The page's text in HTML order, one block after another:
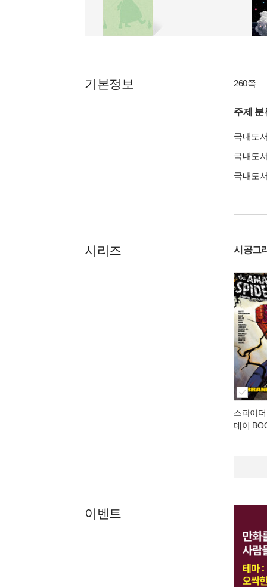
기본정보 260쪽
주제 분
국내도
국내도
국내도
시리즈 시공그
스파이
데이
이벤트